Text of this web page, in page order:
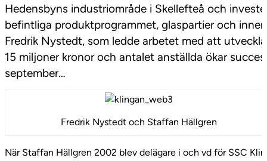
Hedensbyns industriområde i Skellefteå och
befintliga produktprogrammet, glaspartier och
Fredrik Nystedt, som ledde arbetet med att
15 miljoner kronor och antalet anställda ökar
september…
Fredrik Nystedt och Staffan Hällgren
När Staffan Hällgren 2002 blev delägare i och vd för SSC